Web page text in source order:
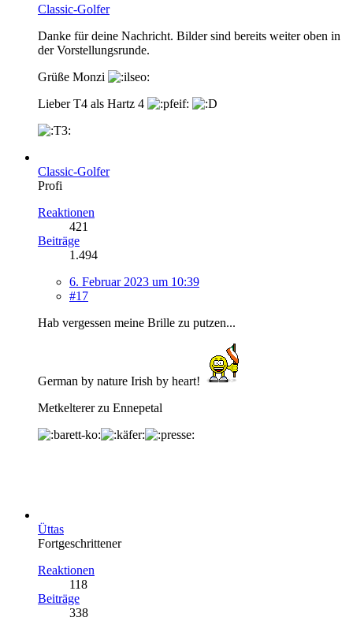
Classic-Golfer
Danke für deine Nachricht. Bilder sind bereits weiter oben in
der Vorstellungsrunde.
Grüße Monzi
Lieber T4 als Hartz 4
Classic-Golfer
Profi
Reaktionen
421
Beiträge
1.494
6. Februar 2023 um 10:39
#17
Hab vergessen meine Brille zu putzen...
German by nature Irish by heart!
Metkelterer zu Ennepetal
Üttas
Fortgeschrittener
Reaktionen
118
Beiträge
338